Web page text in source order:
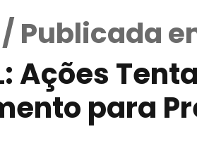
Publicada
Ações
para